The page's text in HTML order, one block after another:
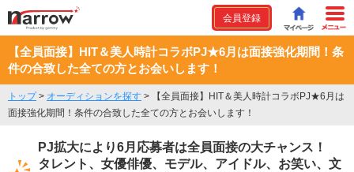
会員登録
【全員面接】HIT＆美人時計コラボPJ★6月は面接強化期間！条
件の合致した全ての方とお会いします！
トップ> オーディションを探す >
【全員面接】HIT＆美人時計コラボPJ★6月は
面接強化期間！条件の合致した全ての方とお会いします！
PJ拡大により6月応募者は全員面接の大チャンス！
タレント、女優俳優、モデル、アイドル、お笑い、文